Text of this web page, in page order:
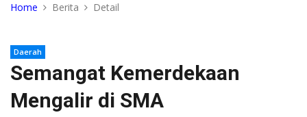
Home Berita Detail
Daerah
Semangat Kemerdekaan
Mengalir di SMA